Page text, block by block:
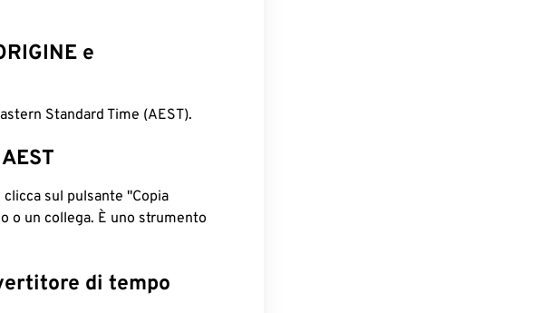
e
Standard Time (AEST).
sul pulsante "Copia
o un collega. È uno strumento
di tempo